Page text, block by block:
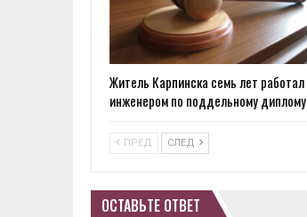
Житель Карпинска семь лет работал
инженером по поддельному диплому
ПРЕД СЛЕД
ОСТАВЬТЕ ОТВЕТ